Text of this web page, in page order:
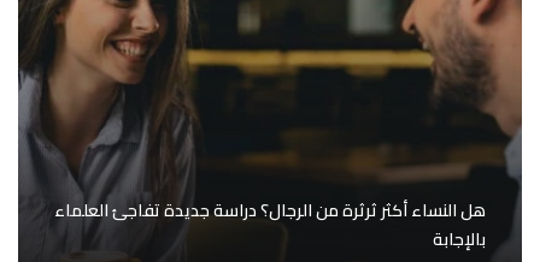
هل النساء أكثر ثرثرة من الرجال؟ دراسة جديدة تفاجئ العلماء
بالإجابة